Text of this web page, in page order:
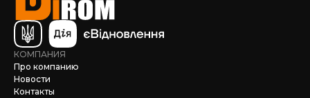
КОМПАНИЯ
Про компанию
Новости
Контакты